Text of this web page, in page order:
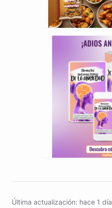
Última actualización: hace 1 día